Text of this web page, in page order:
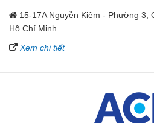
15-17A Nguyễn Kiệm - Phường 3,
Hồ Chí Minh
Xem chi tiết